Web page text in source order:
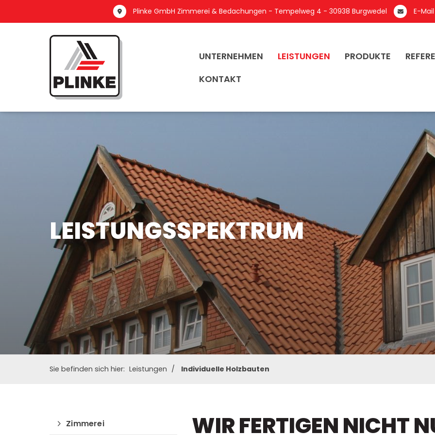
Plinke GmbH Zimmerei & Bedachungen - Tempelweg 4 - 30938 Burgwedel E-
UNTERNEHMEN LEISTUNGEN PRODUKTE
KONTAKT
LEISTUNGSSPEKTRUM
Sie befinden sich hier: Leistungen Individuelle Holzbauten
WIR FERTIGEN NICHT
Zimmerei